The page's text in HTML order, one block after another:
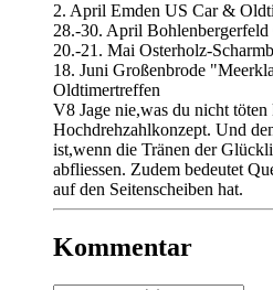
2. April Emden US Car &
28.-30. April
20.-21. Mai Osterholz-
18. Juni Großenbrode
Oldtimertreffen​
V8 Jage nie,was du nicht
Hochdrehzahlkonzept. Und
ist,wenn die Tränen der
abfliessen. Zudem bedeutet
auf den Seitenscheiben hat.
Kommentar